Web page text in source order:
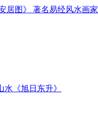
居图》 著名易经风水画家
《旭日东升》